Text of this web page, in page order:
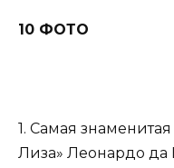
10 ФОТО
1. Самая
Лиза» Леонардо да